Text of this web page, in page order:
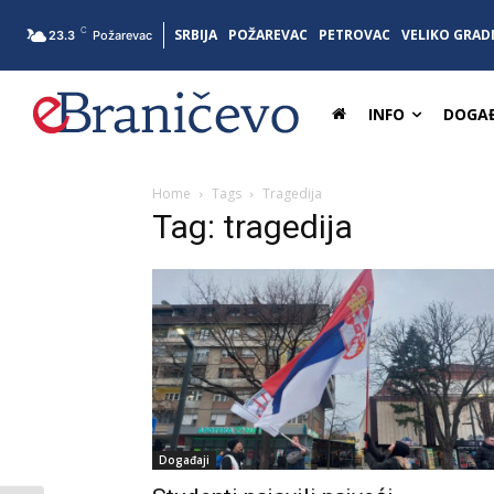
23.3 C Požarevac SRBIJA POŽAREVAC PETROVAC VELIKO
INFO
Home Tags Tragedija
Tag: tragedija
Događaji